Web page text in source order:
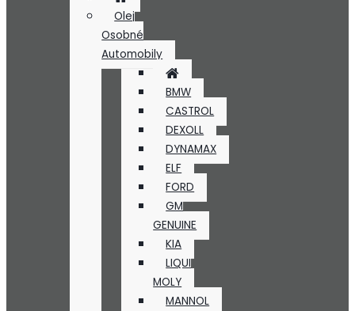
Olej
Osobné
Automobily
BMW
CASTROL
DEXOLL
DYNAMAX
ELF
FORD
GM
GENUINE
KIA
LIQUI
MOLY
MANNOL